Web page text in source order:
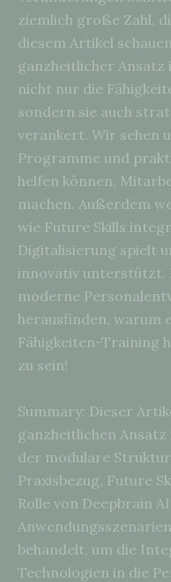
ziemlich große Zahl,
diesem Artikel
ganzheitlicher
nicht nur die
sondern sie auch
verankert. Wir sehen
Programme und
helfen können,
machen. Außerdem
wie Future Skills
Digitalisierung spielt
innovativ unterstützt.
moderne
herausfinden, warum
Fähigkeiten-Training
zu sein!
Summary: Dieser
ganzheitlichen
der modulare
Praxisbezug, Future
Rolle von Deepbrain
behandelt, um die
Technologien in die